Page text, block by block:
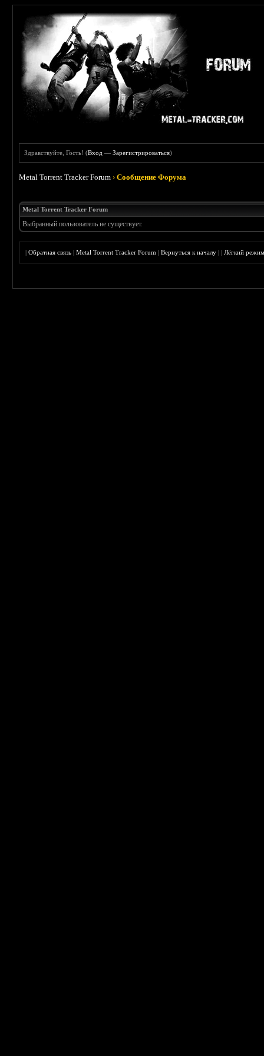
Здравствуйте, Гость! (Вход —Зарегистрироваться)
Metal Torrent Tracker Forum ›Сообщение Форума
Metal Torrent Tracker Forum
Выбранный пользователь не существует.
|Обратная связь |Metal Torrent Tracker Forum |Вернуться к началу ||Лёгкий